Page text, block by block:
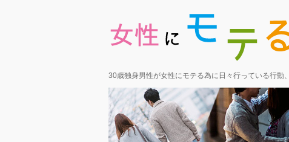
30歳独身男性が女性にモテる為に日々行っている行動